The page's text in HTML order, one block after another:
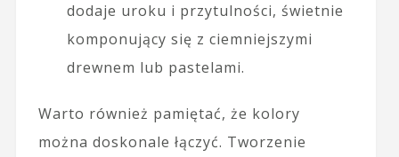
dodaje uroku i przytulności, świetnie
komponujący się z ciemniejszymi
drewnem lub pastelami.
Warto również pamiętać, że kolory
można doskonale łączyć. Tworzenie